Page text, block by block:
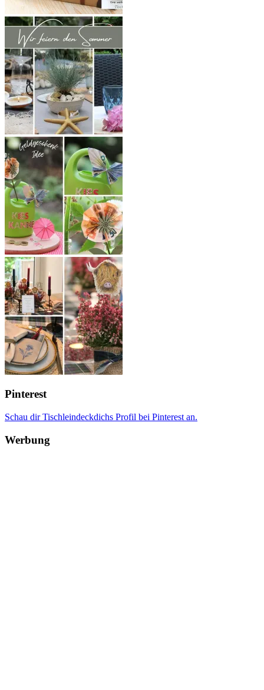
Pinterest
Schau dir Tischleindeckdichs Profil bei Pinterest an.
Werbung